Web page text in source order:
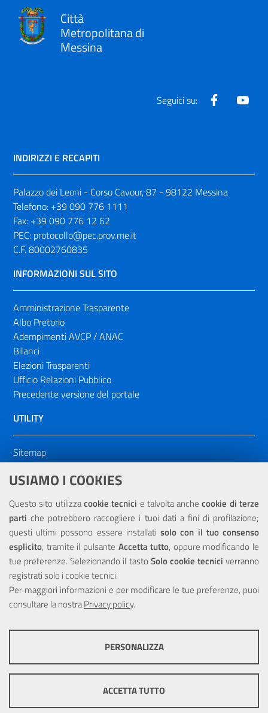
USIAMO I COOKIES
Questo sito utilizzacookie tecnici e talvolta anchecookie di terze
parti che potrebbero raccogliere i tuoi dati a fini di profilazione;
questi ultimi possono essere installatisolo con il tuo consenso
esplicito, tramite il pulsante Accetta tutto, oppure modificando le
tue preferenze. Selezionando il tasto Solo cookie tecnici verranno
registrati solo i cookie tecnici.
Per maggiori informazioni e per modificare le tue preferenze, puoi
consultare la nostraPrivacy policy.
ottimale per ogni utente. Essi non raccolgono i tuoi dati e le tue
informazioni di navigazione per scopi di marketing e profilazione, e
PERSONALIZZA
ACCETTA TUTTO
Città
Metropolitana di
Messina
Seguici su: Facebook
INDIRIZZI E RECAPITI
Palazzo dei Leoni - Corso Cavour, 87 - 98122 Messina
Telefono: +39 090 776 1111
Fax: +39 090 776 12 62
PEC: protocollo@pec.prov.me.it
C.F. 80002760835
INFORMAZIONI SUL SITO
Amministrazione Trasparente
Albo Pretorio
Adempimenti AVCP / ANAC
Bilanci
Elezioni Trasparenti
Ufficio Relazioni Pubblico
Precedente versione del portale
UTILITY
Sitemap
Dichiarazione di accessibilità
NOTE LEGALI
Privacy
Portale realizzato con la partecipazione finanziaria dell'Unione
Europea tramite i fondi del POR Sicilia 2000/2006 Misura 6.05 -